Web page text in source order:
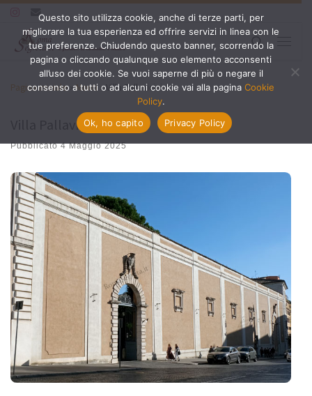
Passa al contenuto
Search
Pagina iniziale »Monti »Villa Pallavicini
Villa Pallavicini
Pubblicato4 Maggio 2025
Questo sito utilizza cookie, anche di terze parti, per
migliorare la tua esperienza ed offrire servizi in linea con le
tue preferenze. Chiudendo questo banner, scorrendo la
pagina o cliccando qualunque suo elemento acconsenti
all’uso dei cookie. Se vuoi saperne di più o negare il
consenso a tutti o ad alcuni cookie vai alla pagina Cookie
Policy.
Ok, ho capito
Privacy Policy